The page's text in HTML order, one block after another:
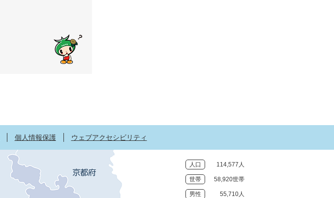
個人情報保護 ウェブアクセシビリティ
人口 114,577人
世帯 58,920世帯
男性 55,710人